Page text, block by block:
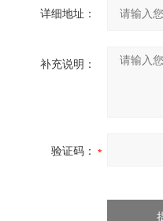
详细地址：
补充说明：
验证码：